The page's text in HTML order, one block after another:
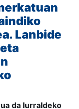
Lanbide
da lurraldeko